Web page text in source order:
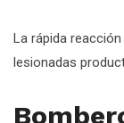
La rápida
lesionadas